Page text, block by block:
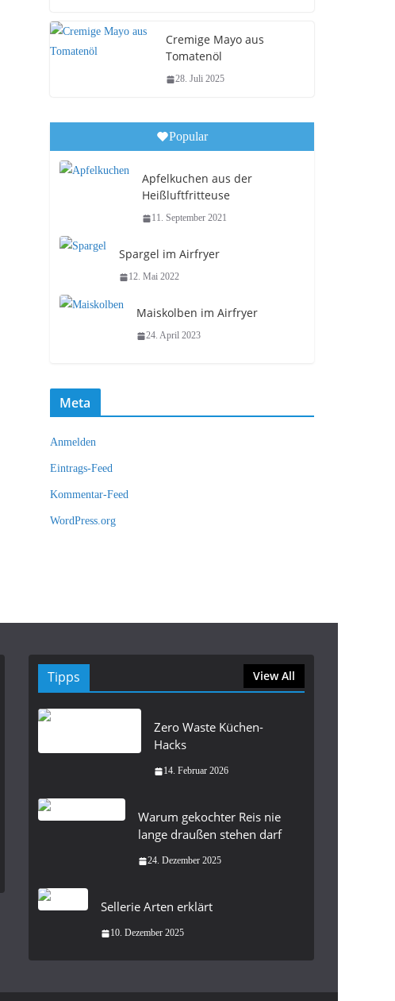
Cremige Mayo aus
Tomatenöl
28. Juli 2025
Popular
Apfelkuchen aus der
Heißluftfritteuse
11. September 2021
Spargel im Airfryer
12. Mai 2022
Maiskolben im Airfryer
24. April 2023
Meta
Anmelden
Eintrags-Feed
Kommentar-Feed
WordPress.org
Tipps View All
Zero Waste Küchen-
Hacks
14. Februar 2026
Warum gekochter Reis nie
lange draußen stehen darf
24. Dezember 2025
Sellerie Arten erklärt
10. Dezember 2025